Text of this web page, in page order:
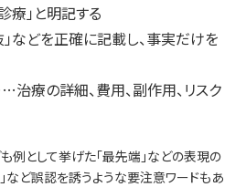
療」と明記する
」などを正確に記載し、事実だけを
療の詳細、費用、副作用、リスク
例として挙げた「最先端」などの表現の
など誤認を誘うような要注意ワードもあ